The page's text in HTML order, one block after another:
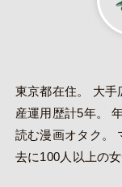
東京都在住。 大手
産運用歴計5年。
読む漫画オタク。
去に100人以上の